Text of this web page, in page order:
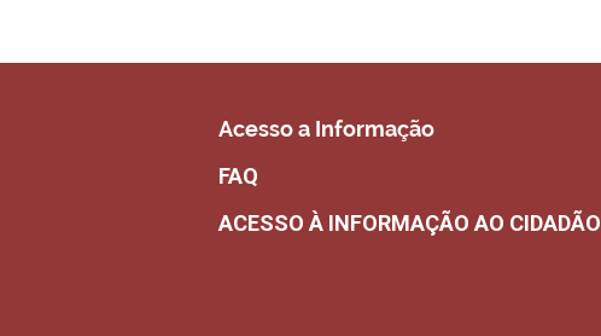
Acesso a Informação
FAQ
ACESSO À INFORMAÇÃO AO CIDADÃO